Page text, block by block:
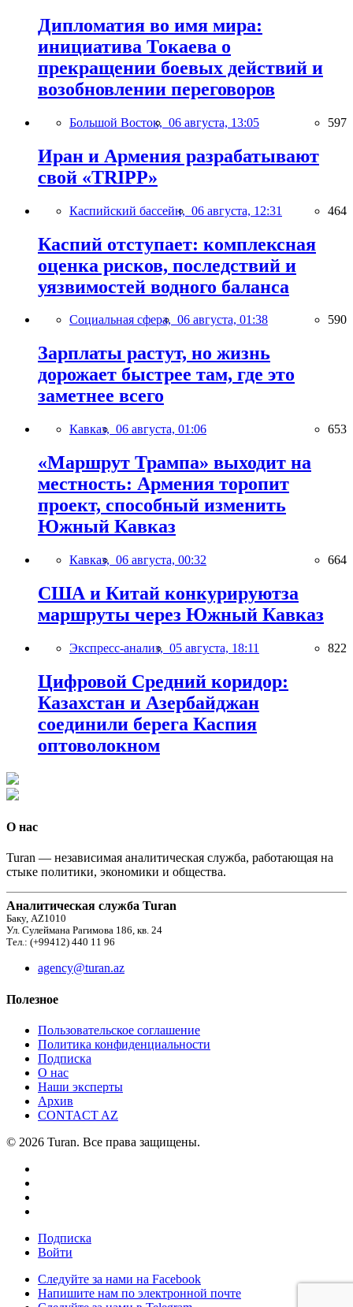
Дипломатия во имя мира:
инициатива Токаева о
прекращении боевых действий и
возобновлении переговоров
Большой Восток, 06 августа, 13:05 597
Иран и Армения разрабатывают
свой «TRIPP»
Каспийский бассейн, 06 августа, 12:31 464
Каспий отступает: комплексная
оценка рисков, последствий и
уязвимостей водного баланса
Социальная сфера, 06 августа, 01:38 590
Зарплаты растут, но жизнь
дорожает быстрее там, где это
заметнее всего
Кавказ, 06 августа, 01:06 653
«Маршрут Трампа» выходит на
местность: Армения торопит
проект, способный изменить
Южный Кавказ
Кавказ, 06 августа, 00:32 664
США и Китай конкурируютза
маршруты через Южный Кавказ
Экспресс-анализ, 05 августа, 18:11 822
Цифровой Средний коридор:
Казахстан и Азербайджан
соединили берега Каспия
оптоволокном
О нас
Turan — независимая аналитическая служба, работающая на
стыке политики, экономики и общества.
Аналитическая служба Turan
Баку, AZ1010
Ул. Сулеймана Рагимова 186, кв. 24
Тел.: (+99412) 440 11 96
agency@turan.az
Полезное
Пользовательское соглашение
Политика конфиденциальности
Подписка
О нас
Наши эксперты
Архив
CONTACT AZ
© 2026 Turan. Все права защищены.
Подписка
Войти
Следуйте за нами на Facebook
Напишите нам по электронной почте